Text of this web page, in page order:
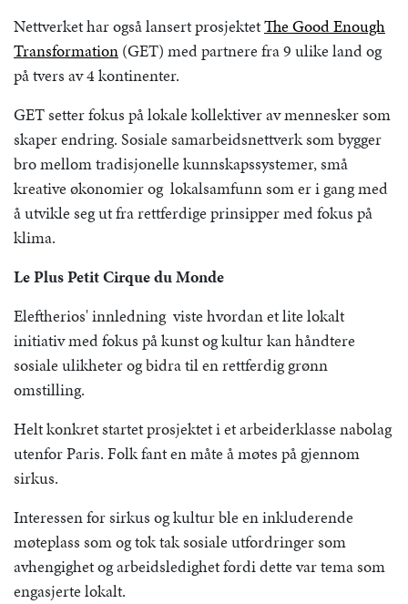
Nettverket har også lansert prosjektetThe Good Enough
Transformation (GET) med partnere fra 9 ulike land og
på tvers av 4 kontinenter.
GET setter fokus på lokale kollektiver av mennesker som
skaper endring. Sosiale samarbeidsnettverk som bygger
bro mellom tradisjonelle kunnskapssystemer, små
kreative økonomier og lokalsamfunn som er i gang med
å utvikle seg ut fra rettferdige prinsipper med fokus på
klima.
Le Plus Petit Cirque du Monde
Eleftherios' innledning viste hvordan et lite lokalt
initiativ med fokus på kunst og kultur kan håndtere
sosiale ulikheter og bidra til en rettferdig grønn
omstilling.
Helt konkret startet prosjektet i et arbeiderklasse nabolag
utenfor Paris. Folk fant en måte å møtes på gjennom
sirkus.
Interessen for sirkus og kultur ble en inkluderende
møteplass som og tok tak sosiale utfordringer som
avhengighet og arbeidsledighet fordi dette var tema som
engasjerte lokalt.